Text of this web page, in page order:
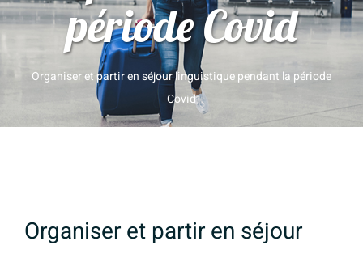
période Covid
Organiser et partir en séjour linguistique pendant la période
Covid
Organiser et partir en séjour